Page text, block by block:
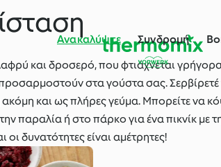
Ανακαλύψτε Συνδρομή
και δροσερό, που φτιάχνεται
στα γούστα σας.
και ως πλήρες γεύμα. Μπορείτε να
παραλία ή στο πάρκο για ένα πικνίκ
δυνατότητες είναι αμέτρητες!